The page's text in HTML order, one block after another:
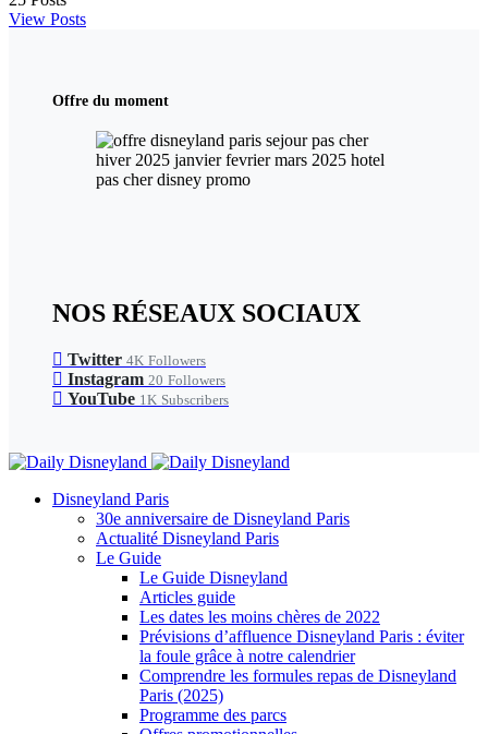
View Posts
Offre du moment
NOS RÉSEAUX SOCIAUX
Twitter 4K Followers
Instagram 20 Followers
YouTube 1K Subscribers
Disneyland Paris
30e anniversaire de Disneyland Paris
Actualité Disneyland Paris
Le Guide
Le Guide Disneyland
Articles guide
Les dates les moins chères de 2022
Prévisions d’affluence Disneyland Paris : éviter
la foule grâce à notre calendrier
Comprendre les formules repas de Disneyland
Paris (2025)
Programme des parcs